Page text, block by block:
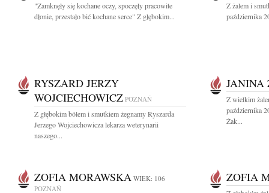
"Zamknęły się kochane oczy, spoczęły pracowite
dłonie, przestało bić kochane serce" Z głębokim...
Z żalem i
października
RYSZARD JERZY
WOJCIECHOWICZ POZNAŃ
Z głębokim bólem i smutkiem żegnamy Ryszarda
Jerzego Wojciechowicza lekarza weterynarii
naszego...
JANINA
Z wielkim
października
Żak...
ZOFIA MORAWSKA WIEK: 106
POZNAŃ
ZOFIA